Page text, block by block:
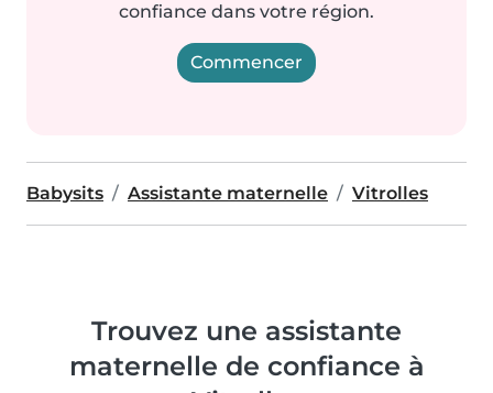
confiance dans votre région.
Commencer
Babysits Assistante maternelle Vitrolles
Trouvez une assistante
maternelle de confiance à